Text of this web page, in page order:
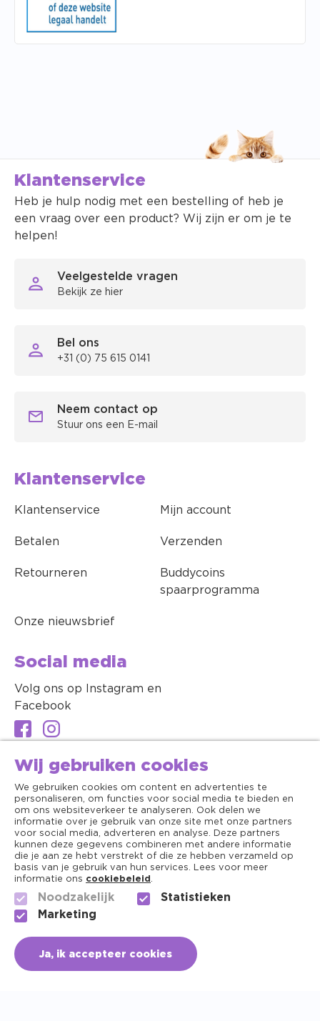
Klantenservice
Heb je hulp nodig met een bestelling of heb je
een vraag over een product? Wij zijn er om je te
helpen!
Veelgestelde vragen
Bekijk ze hier
Bel ons
+31 (0) 75 615 0141
Neem contact op
Stuur ons een E-mail
Klantenservice
Klantenservice Mijn account
Betalen Verzenden
Retourneren
Buddycoins
spaarprogramma
Onze nieuwsbrief
Social media
Volg ons op Instagram en
Facebook
Algemene voorwaarden
Privacy
Wij gebruiken cookies
We gebruiken cookies om content en advertenties te
personaliseren, om functies voor social media te bieden en
om ons websiteverkeer te analyseren. Ook delen we
informatie over je gebruik van onze site met onze partners
voor social media, adverteren en analyse. Deze partners
kunnen deze gegevens combineren met andere informatie
die je aan ze hebt verstrekt of die ze hebben verzameld op
basis van je gebruik van hun services. Lees voor meer
informatie ons cookiebeleid .
Noodzakelijk
Statistieken
Marketing
Ja, ik accepteer cookies